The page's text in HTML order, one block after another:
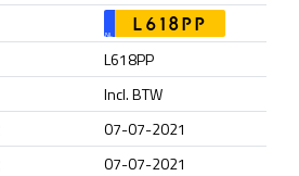
NL L618PP
L618PP
Incl. BTW
07-07-2021
07-07-2021